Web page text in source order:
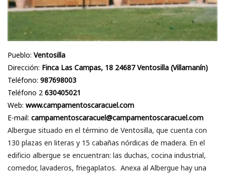
Pueblo: Ventosilla
Dirección: Finca Las Campas, 18 24687 Ventosilla (Villamanín)
Teléfono: 987698003
Teléfono 2 630405021
Web: www.campamentoscaracuel.com
E-mail: campamentoscaracuel@campamentoscaracuel.com
Albergue situado en el término de Ventosilla, que cuenta con
130 plazas en literas y 15 cabañas nórdicas de madera. En el
edificio albergue se encuentran: las duchas, cocina industrial,
comedor, lavaderos, friegaplatos. Anexa al Albergue hay una